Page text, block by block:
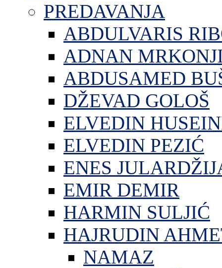
PREDAVANJA
ABDULVARIS
ADNAN
ABDUSAMED
DŽEVAD GOLOŠ
ELVEDIN
ELVEDIN PEZIĆ
ENES
EMIR DEMIR
HARMIN SULJIĆ
HAJRUDIN
NAMAZ